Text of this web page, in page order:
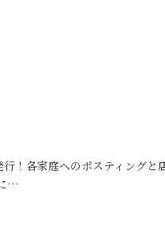
！各家庭へのポスティングと
…